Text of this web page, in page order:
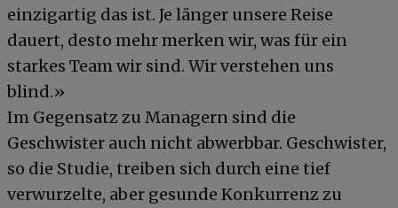
einzigartig das ist. Je länger unsere Reise
dauert, desto mehr merken wir, was für ein
starkes Team wir sind. Wir verstehen uns
blind.»
Im Gegensatz zu Managern sind die
Geschwister auch nicht abwerbbar. Geschwister,
so die Studie, treiben sich durch eine tief
verwurzelte, aber gesunde Konkurrenz zu